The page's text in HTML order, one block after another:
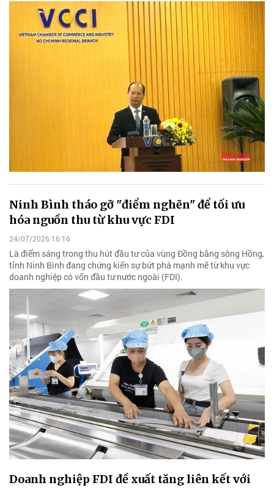
Ninh Bình tháo gỡ "điểm nghẽn" để tối ưu
hóa nguồn thu từ khu vực FDI
24/07/2026 16:16
Là điểm sáng trong thu hút đầu tư của vùng Đồng bằng sông Hồng,
tỉnh Ninh Bình đang chứng kiến sự bứt phá mạnh mẽ từ khu vực
doanh nghiệp có vốn đầu tư nước ngoài (FDI).
Doanh nghiệp FDI đề xuất tăng liên kết với